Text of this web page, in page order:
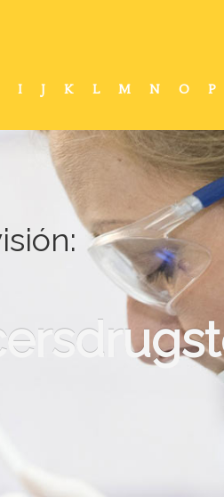
I J K L M N O P